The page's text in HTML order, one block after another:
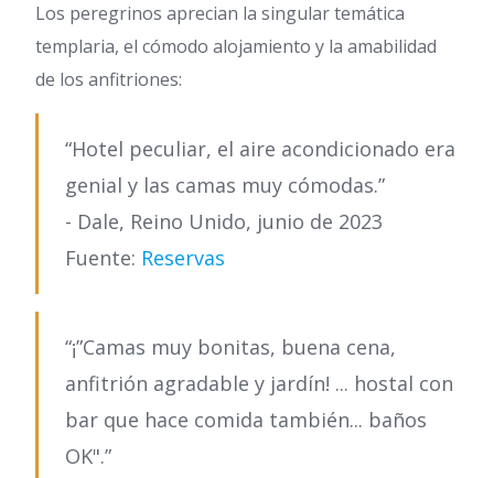
Los peregrinos aprecian la singular temática
templaria, el cómodo alojamiento y la amabilidad
de los anfitriones:
“Hotel peculiar, el aire acondicionado era
genial y las camas muy cómodas.”
- Dale, Reino Unido, junio de 2023
Fuente: Reservas
“¡”Camas muy bonitas, buena cena,
anfitrión agradable y jardín! ... hostal con
bar que hace comida también... baños
OK".”